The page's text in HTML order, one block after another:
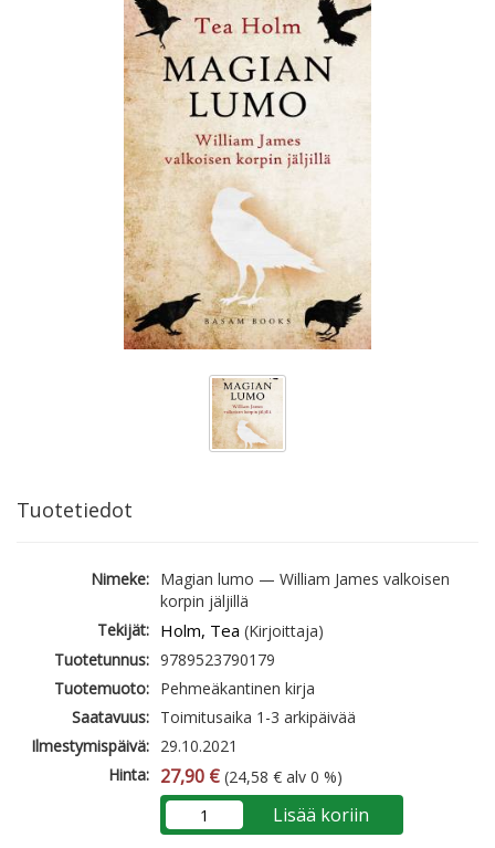
Tuotetiedot
Nimeke: Magian lumo — William James valkoisen
korpin jäljillä
Tekijät: Holm, Tea (Kirjoittaja)
Tuotetunnus: 9789523790179
Tuotemuoto: Pehmeäkantinen kirja
Saatavuus: Toimitusaika 1-3 arkipäivää
Ilmestymispäivä: 29.10.2021
Hinta: 27,90 € (24,58 € alv 0 %)
Lisää koriin